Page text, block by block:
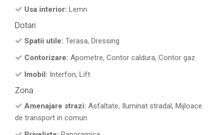
Usa interior: Lemn
Dotari
Spatii utile: Terasa, Dressing
Contorizare: Apometre, Contor caldura, Contor gaz
Imobil: Interfon, Lift
Zona
Amenajare strazi: Asfaltate, Iluminat stradal, Mijloace
de transport in comun